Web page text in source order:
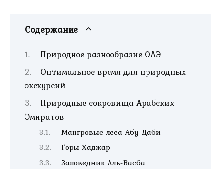
Содержание
Природное разнообразие ОАЭ
Оптимальное время для природных
экскурсий
Природные сокровища Арабских
Эмиратов
Мангровые леса Абу-Даби
Горы Хаджар
Заповедник Аль-Васба